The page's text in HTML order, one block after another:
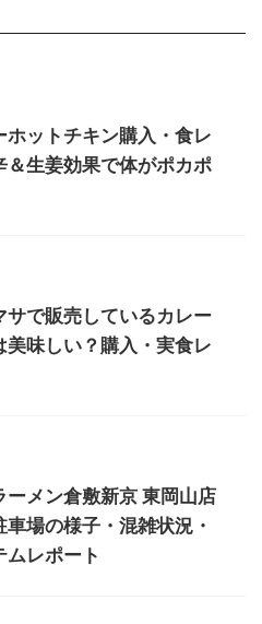
ホットチキン購入・食レ
＆生姜効果で体がポカポ
サで販売しているカレー
美味しい？購入・実食レ
ーメン倉敷新京 東岡山店
車場の様子・混雑状況・
ムレポート